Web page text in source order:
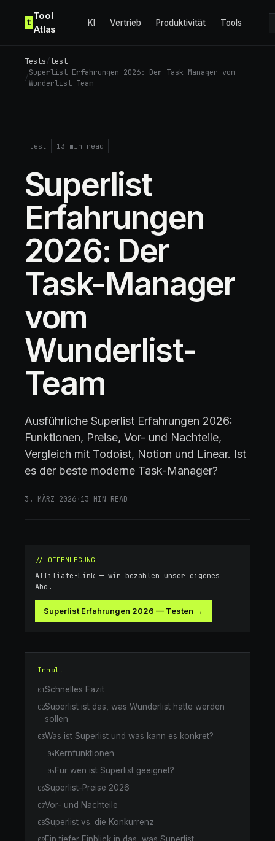
t
Tool
Atlas
KI Vertrieb Produktivität Tools
Tests/test
/
Superlist Erfahrungen 2026: Der Task-Manager vom
Wunderlist-Team
test 13 min read
Superlist
Erfahrungen
2026: Der
Task-Manager
vom
Wunderlist-
Team
Ausführliche Superlist Erfahrungen 2026:
Funktionen, Preise, Vor- und Nachteile,
Vergleich mit Todoist, Notion und Linear. Ist
es der beste moderne Task-Manager?
3. MÄRZ 2026·13 MIN READ
// OFFENLEGUNG
Affiliate-Link — wir bezahlen unser eigenes
Abo.
Superlist Erfahrungen 2026 — Testen →
Inhalt
01Schnelles Fazit
02Superlist ist das, was Wunderlist hätte werden
sollen
03Was ist Superlist und was kann es konkret?
04 Kernfunktionen
05 Für wen ist Superlist geeignet?
06Superlist-Preise 2026
07Vor- und Nachteile
08Superlist vs. die Konkurrenz